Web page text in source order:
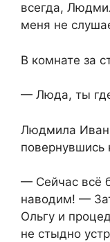
всегда,
меня не
В комнате за
— Люда, ты
Людмила
повернувшись
— Сейчас всё
наводим! —
Ольгу и
не стыдно